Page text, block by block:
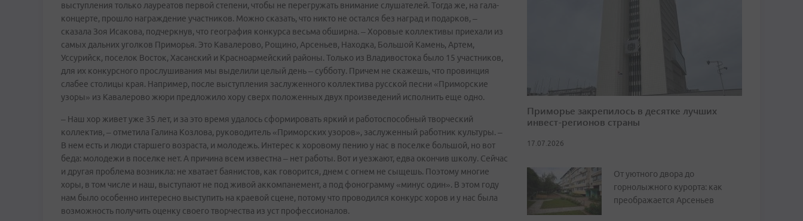
выступления только лауреатов первой степени, чтобы не перегружать внимание слушателей. Тогда же, на гала-
концерте, прошло награждение участников. Можно сказать, что никто не остался без наград и подарков, –
сказала Зоя Исакова, подчеркнув, что география конкурса весьма обширна. – Хоровые коллективы приехали из
самых дальних уголков Приморья. Это Кавалерово, Рощино, Арсеньев, Находка, Большой Камень, Артем,
Уссурийск, поселок Восток, Хасанский и Красноармейский районы. Только из Владивостока было 15 участников,
для их конкурсного прослушивания мы выделили целый день – субботу. Причем не скажешь, что провинция
слабее столицы края. Например, после выступления заслуженного коллектива русской песни «Приморские
узоры» из Кавалерово жюри предложило хору сверх положенных двух произведений исполнить еще одно.
– Наш хор живет уже 35 лет, и за это время удалось сформировать яркий и работоспособный творческий
коллектив, – отметила Галина Козлова, руководитель «Приморских узоров», заслуженный работник культуры. –
В нем есть и люди старшего возраста, и молодежь. Интерес к хоровому пению у нас в поселке большой, но вот
беда: молодежи в поселке нет. А причина всем известна – нет работы. Вот и уезжают, едва окончив школу. Сейчас
и другая проблема возникла: не хватает баянистов, как говорится, днем с огнем не сыщешь. Поэтому многие
хоры, в том числе и наш, выступают не под живой аккомпанемент, а под фонограмму «минус один». В этом году
нам было особенно интересно выступить на краевой сцене, потому что проводился конкурс хоров и у нас была
возможность получить оценку своего творчества из уст профессионалов.
Приморье закрепилось в десятке лучших
инвест-регионов страны
17.07.2026
От уютного двора до
горнолыжного курорта: как
преображается Арсеньев